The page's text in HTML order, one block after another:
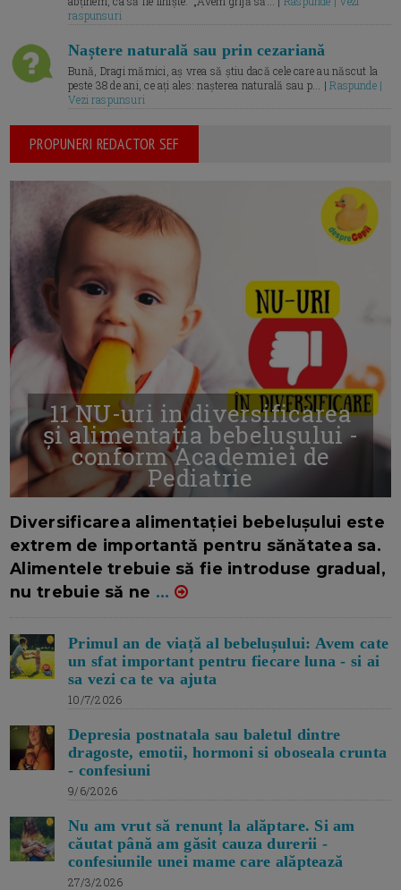
raspunsuri
Naștere naturală sau prin cezariană
Bună, Dragi mămici, aș vrea să știu dacă cele care au născut la
peste 38 de ani, ce ați ales: nașterea naturală sau p... |Raspunde |
Vezi raspunsuri
PROPUNERI REDACTOR SEF
11 NU-uri in diversificarea
și alimentația bebelușului -
conform Academiei de
Pediatrie
Diversificarea alimentației bebelușului este
extrem de importantă pentru sănătatea sa.
Alimentele trebuie să fie introduse gradual,
nu trebuie să ne ...
Primul an de viață al bebelușului: Avem cate
un sfat important pentru fiecare luna - si ai
sa vezi ca te va ajuta
10/7/2026
Depresia postnatala sau baletul dintre
dragoste, emotii, hormoni si oboseala crunta
- confesiuni
9/6/2026
Nu am vrut să renunț la alăptare. Si am
căutat până am găsit cauza durerii -
confesiunile unei mame care alăptează
27/3/2026